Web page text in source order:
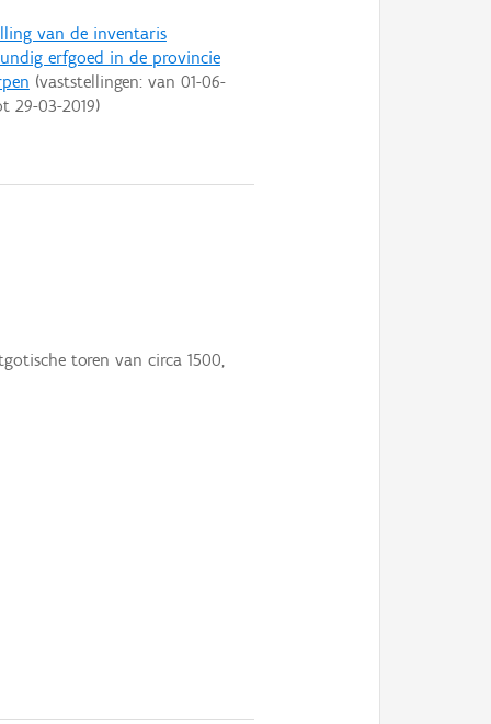
van de inventaris
erfgoed in de provincie
(vaststellingen: van 01-06-
29-03-2019)
toren van circa 1500,